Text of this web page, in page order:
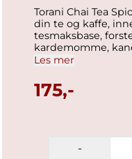
Torani Chai Tea
din te og kaffe,
tesmaksbase,
kardemomme,
svimlende - men
tilgjengelig i 750
Ingredienser Rent rørsukker, vann, naturlige
Serveringsstørrelse: 2 ss Mengde
Les mer
175,-
-